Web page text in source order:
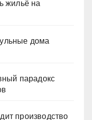
жильё на
дома
парадокс
производство